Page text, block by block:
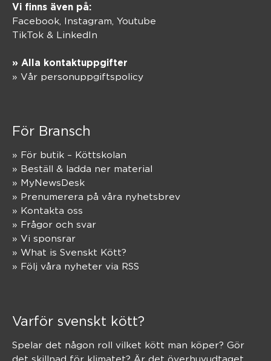
Vi finns även på:
Facebook, Instagram Youtube
TikTok & LinkedIn
» Alla kontaktuppgifter
» Vår personuppgiftspolicy
För Bransch
» För butik – Köttskolan
» Beställ & ladda ner material
» MyNewsDesk
» Prenumerera på våra nyhetsbrev
» Kontakta oss
» Frågor och svar
» Vi sponsrar
» What is Svenskt Kött?
» Följ våra nyheter via RSS
Varför svenskt kött?
Spelar det någon roll vilket kött man köper? Gör
det skillnad för klimatet? Är det överhuvudtaget